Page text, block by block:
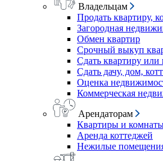
Владельцам
Продать квартиру,
Загородная
Обмен квартир
Срочный выкуп
Сдать квартиру или
Сдать дачу, дом,
Оценка
Коммерческая
Арендаторам
Квартиры и
Аренда коттеджей
Нежилые